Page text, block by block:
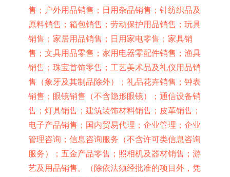
售；户外用品销售；日用杂品销售；针纺织品及
原料销售；箱包销售；劳动保护用品销售；玩具
销售；家居用品销售；日用家电零售；家具销
售；文具用品零售；家用电器零配件销售；渔具
销售；珠宝首饰零售；工艺美术品及礼仪用品销
售（象牙及其制品除外）；礼品花卉销售；钟表
销售；眼镜销售（不含隐形眼镜）；通信设备销
售；灯具销售；建筑装饰材料销售；皮革销售；
电子产品销售；国内贸易代理；企业管理；企业
管理咨询；信息咨询服务（不含许可类信息咨询
服务）；五金产品零售；照相机及器材销售；游
艺及用品销售。（除依法须经批准的项目外，凭